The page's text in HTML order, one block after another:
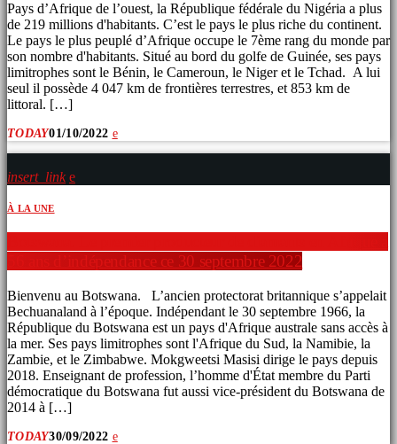
Pays d’Afrique de l’ouest, la République fédérale du Nigéria a plus
de 219 millions d'habitants. C’est le pays le plus riche du continent.
Le pays le plus peuplé d’Afrique occupe le 7ème rang du monde par
son nombre d'habitants. Situé au bord du golfe de Guinée, ses pays
limitrophes sont le Bénin, le Cameroun, le Niger et le Tchad. A lui
seul il possède 4 047 km de frontières terrestres, et 853 km de
littoral. […]
TODAY01/10/2022
insert_link
À LA UNE
56 ans d’indépendance ce 30 septembre 2022
Bienvenu au Botswana. L’ancien protectorat britannique s’appelait
Bechuanaland à l’époque. Indépendant le 30 septembre 1966, la
République du Botswana est un pays d'Afrique australe sans accès à
la mer. Ses pays limitrophes sont l'Afrique du Sud, la Namibie, la
Zambie, et le Zimbabwe. Mokgweetsi Masisi dirige le pays depuis
2018. Enseignant de profession, l’homme d'État membre du Parti
démocratique du Botswana fut aussi vice-président du Botswana de
2014 à […]
TODAY30/09/2022